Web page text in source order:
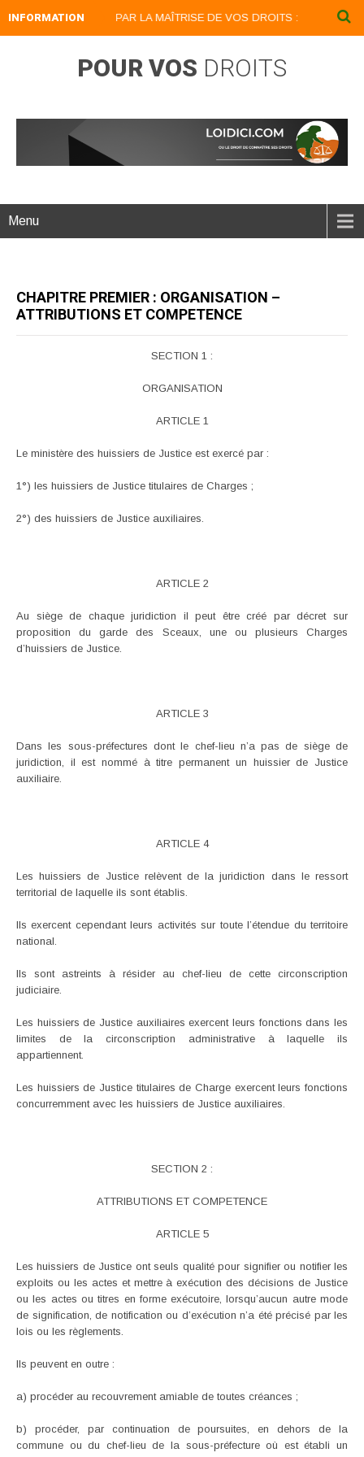
INFORMATION
DEVENEZ UN LION PAR LA MAÎTRISE DE VOS DROITS : LOIDICI.BIZ
POUR VOS DROITS
Menu
CHAPITRE PREMIER : ORGANISATION –
ATTRIBUTIONS ET COMPETENCE
SECTION 1 :
ORGANISATION
ARTICLE 1
Le ministère des huissiers de Justice est exercé par :
1°) les huissiers de Justice titulaires de Charges ;
2°) des huissiers de Justice auxiliaires.
ARTICLE 2
Au siège de chaque juridiction il peut être créé par décret sur
proposition du garde des Sceaux, une ou plusieurs Charges
d’huissiers de Justice.
ARTICLE 3
Dans les sous-préfectures dont le chef-lieu n’a pas de siège de
juridiction, il est nommé à titre permanent un huissier de Justice
auxiliaire.
ARTICLE 4
Les huissiers de Justice relèvent de la juridiction dans le ressort
territorial de laquelle ils sont établis.
Ils exercent cependant leurs activités sur toute l’étendue du territoire
national.
Ils sont astreints à résider au chef-lieu de cette circonscription
judiciaire.
Les huissiers de Justice auxiliaires exercent leurs fonctions dans les
limites de la circonscription administrative à laquelle ils
appartiennent.
Les huissiers de Justice titulaires de Charge exercent leurs fonctions
concurremment avec les huissiers de Justice auxiliaires.
SECTION 2 :
ATTRIBUTIONS ET COMPETENCE
ARTICLE 5
Les huissiers de Justice ont seuls qualité pour signifier ou notifier les
exploits ou les actes et mettre à exécution des décisions de Justice
ou les actes ou titres en forme exécutoire, lorsqu’aucun autre mode
de signification, de notification ou d’exécution n’a été précisé par les
lois ou les règlements.
Ils peuvent en outre :
a) procéder au recouvrement amiable de toutes créances ;
b) procéder, par continuation de poursuites, en dehors de la
commune ou du chef-lieu de la sous-préfecture où est établi un